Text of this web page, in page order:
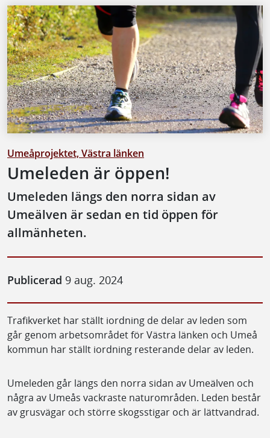
Umeåprojektet, Västra länken
Umeleden är öppen!
Umeleden längs den norra sidan av
Umeälven är sedan en tid öppen för
allmänheten.
Publicerad 9 aug. 2024
Trafikverket har ställt iordning de delar av leden som
går genom arbetsområdet för Västra länken och Umeå
kommun har ställt iordning resterande delar av leden.
Umeleden går längs den norra sidan av Umeälven och
några av Umeås vackraste naturområden. Leden består
av grusvägar och större skogsstigar och är lättvandrad.